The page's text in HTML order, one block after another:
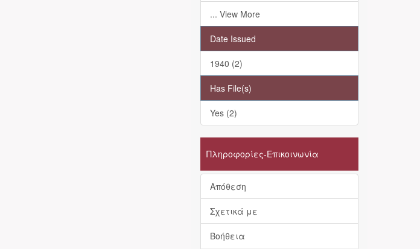
... View More
Date Issued
1940 (2)
Has File(s)
Yes (2)
Πληροφορίες-Επικοινωνία
Απόθεση
Σχετικά με
Βοήθεια